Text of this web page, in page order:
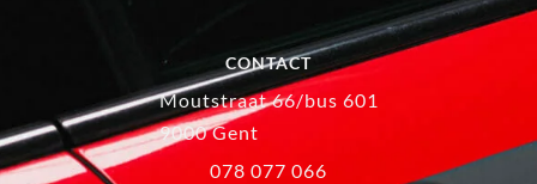
CONTACT
Moutstraat 66/bus 601
9000 Gent
078 077 066